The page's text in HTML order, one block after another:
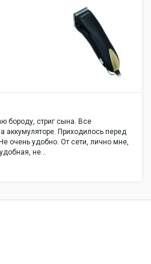
бороду, стриг сына. Все
аккумуляторе. Приходилось перед
очень удобно. От сети, лично мне,
не…